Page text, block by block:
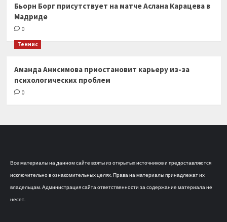
Бьорн Борг присутствует на матче Аслана Карацева в
Мадриде
0
Теннис
Аманда Анисимова приостановит карьеру из-за
психологических проблем
0
Все материалы на данном сайте взяты из открытых источников и предоставляются
исключительно в ознакомительных целях. Права на материалы принадлежат их
владельцам. Администрация сайта ответственности за содержание материала не
несет.